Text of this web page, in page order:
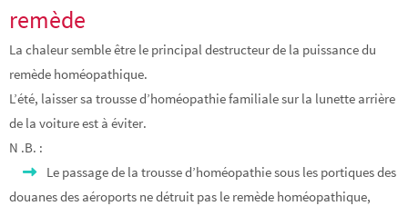
remède
La chaleur semble être le principal destructeur de la puissance du
remède homéopathique.
L’été, laisser sa trousse d’homéopathie familiale sur la lunette arrière
de la voiture est à éviter.
N .B. :
Le passage de la trousse d’homéopathie sous les portiques des
douanes des aéroports ne détruit pas le remède homéopathique,